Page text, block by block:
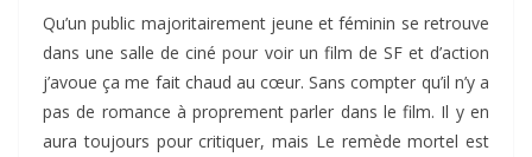
Qu’un public majoritairement jeune et féminin se retrouve
dans une salle de ciné pour voir un film de SF et d’action
j’avoue ça me fait chaud au cœur. Sans compter qu’il n’y a
pas de romance à proprement parler dans le film. Il y en
aura toujours pour critiquer, mais Le remède mortel est